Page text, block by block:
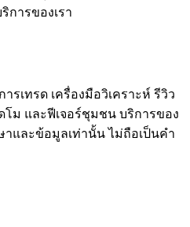
การของเรา
รเทรด เครื่องมือวิเคราะห์ รีวิว
โม และฟีเจอร์ชุมชน บริการของ
าและข้อมูลเท่านั้น ไม่ถือเป็นคำ